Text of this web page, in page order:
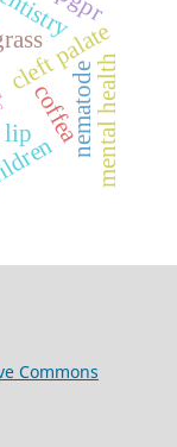
lip
cleft palate
coffea
nematodemental health
Commons